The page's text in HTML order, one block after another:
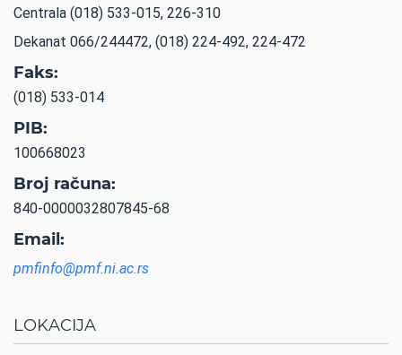
Centrala (018) 533-015, 226-310
Dekanat 066/244472, (018) 224-492, 224-472
Faks:
(018) 533-014
PIB:
100668023
Broj računa:
840-0000032807845-68
Email:
pmfinfo@pmf.ni.ac.rs
LOKACIJA